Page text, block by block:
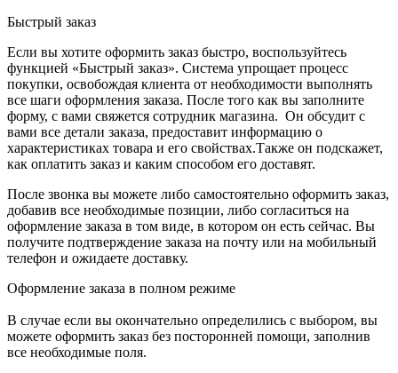
Быстрый заказ
Если вы хотите оформить заказ быстро, воспользуйтесь
функцией «Быстрый заказ». Система упрощает процесс
покупки, освобождая клиента от необходимости выполнять
все шаги оформления заказа. После того как вы заполните
форму, с вами свяжется сотрудник магазина. Он обсудит с
вами все детали заказа, предоставит информацию о
характеристиках товара и его свойствах.Также он подскажет,
как оплатить заказ и каким способом его доставят.
После звонка вы можете либо самостоятельно оформить заказ,
добавив все необходимые позиции, либо согласиться на
оформление заказа в том виде, в котором он есть сейчас. Вы
получите подтверждение заказа на почту или на мобильный
телефон и ожидаете доставку.
Оформление заказа в полном режиме
В случае если вы окончательно определились с выбором, вы
можете оформить заказ без посторонней помощи, заполнив
все необходимые поля.